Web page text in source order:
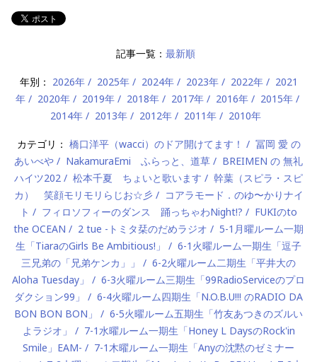
記事一覧： 最新順
年別： 2026年 2025年 2024年 2023年 2022年
2021
年
2020年 2019年 2018年 2017年 2016年
2015年
2014年
2013年 2012年 2011年 2010年
カテゴリ： 橋口洋平（wacci）のドア開けてます！
冨岡 愛 の
あいべや
NakamuraEmi ふらっと、道草
BREIMEN の 無礼
ハイツ202
松本千夏 ちょいと歌います
幹葉（スピラ・スピ
カ） 笑顔モリモリらじお☆彡
コアラモード．のゆ〜かりナイ
ト
フィロソフィーのダンス 踊っちゃわNight!?
FUKIのto
the OCEAN
2 tue -トミタ栞のだめラジオ
5-1月曜ルーム一期
生「TiaraのGirls Be Ambitious!」
6-1火曜ルーム一期生「逗子
三兄弟の「兄弟ケンカ」」
6-2火曜ルーム二期生「平井大の
Aloha Tuesday」
6-3火曜ルーム三期生「99RadioServiceのプロ
ダクション99」
6-4火曜ルーム四期生「N.O.B.U!!! のRADIO DA
BON BON BON」
6-5火曜ルーム五期生「竹友あつきのズルい
よラジオ」
7-1水曜ルーム一期生「Honey L DaysのRock'in
Smile」EAM-
7-1木曜ルーム一期生「Anyの沈黙のゼミナー